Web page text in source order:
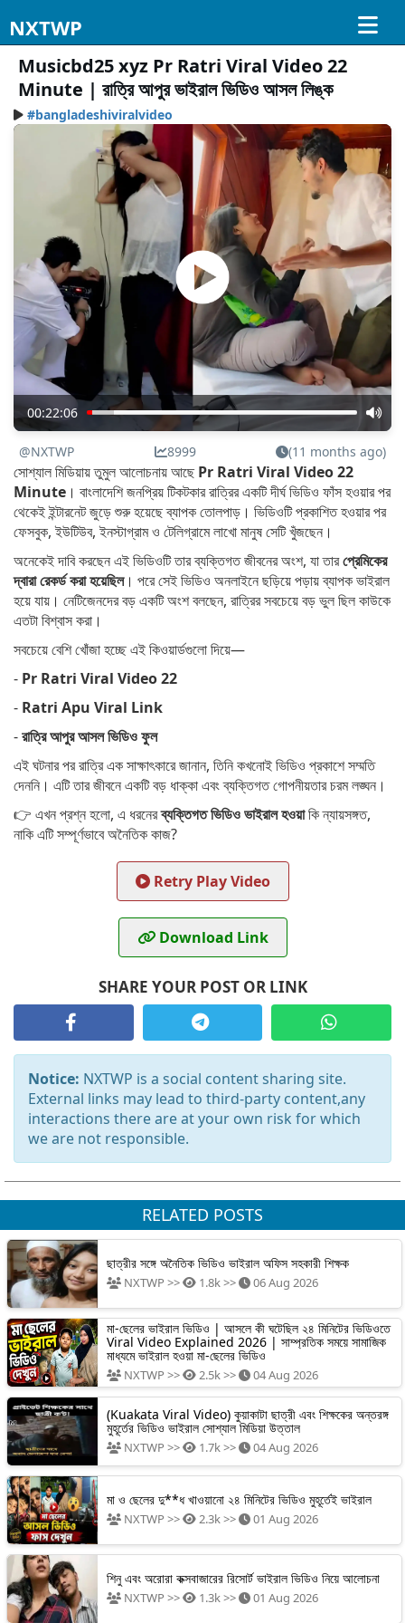
NXTWP
Musicbd25 xyz Pr Ratri Viral Video 22
Minute | রাত্রি আপুর ভাইরাল ভিডিও আসল লিঙ্ক
#bangladeshiviralvideo
00:22:06
@NXTWP 8999 (11 months ago)
সোশ্যাল মিডিয়ায় তুমুল আলোচনায় আছেPr Ratri Viral Video 22
Minute । বাংলাদেশি জনপ্রিয় টিকটকার রাত্রির একটি দীর্ঘ ভিডিও ফাঁস হওয়ার পর
থেকেই ইন্টারনেট জুড়ে শুরু হয়েছে ব্যাপক তোলপাড়। ভিডিওটি প্রকাশিত হওয়ার পর
ফেসবুক, ইউটিউব, ইনস্টাগ্রাম ও টেলিগ্রামে লাখো মানুষ সেটি খুঁজছেন।
অনেকেই দাবি করছেন এই ভিডিওটি তার ব্যক্তিগত জীবনের অংশ, যা তারপ্রেমিকের
দ্বারা রেকর্ড করা হয়েছিল। পরে সেই ভিডিও অনলাইনে ছড়িয়ে পড়ায় ব্যাপক ভাইরাল
হয়ে যায়। নেটিজেনদের বড় একটি অংশ বলছেন, রাত্রির সবচেয়ে বড় ভুল ছিল কাউকে
এতটা বিশ্বাস করা।
সবচেয়ে বেশি খোঁজা হচ্ছে এই কিওয়ার্ডগুলো দিয়ে—
- Pr Ratri Viral Video 22
- Ratri Apu Viral Link
-রাত্রি আপুর আসল ভিডিও ফুল
এই ঘটনার পর রাত্রি এক সাক্ষাৎকারে জানান, তিনি কখনোই ভিডিও প্রকাশে সম্মতি
দেননি। এটি তার জীবনে একটি বড় ধাক্কা এবং ব্যক্তিগত গোপনীয়তার চরম লঙ্ঘন।
👉 এখন প্রশ্ন হলো, এ ধরনেরব্যক্তিগত ভিডিও ভাইরাল হওয়াকি ন্যায়সঙ্গত,
নাকি এটি সম্পূর্ণভাবে অনৈতিক কাজ?
Retry Play Video
Download Link
SHARE YOUR POST OR LINK
Notice: NXTWP is a social content sharing site.
External links may lead to third-party content,any
interactions there are at your own risk for which
we are not responsible.
RELATED POSTS
ছাত্রীর সঙ্গে অনৈতিক ভিডিও ভাইরাল অফিস সহকারী শিক্ষক
NXTWP >> 1.8k >> 06 Aug 2026
মা-ছেলের ভাইরাল ভিডিও | আসলে কী ঘটেছিল ২৪ মিনিটের ভিডিওতে
Viral Video Explained 2026 | সাম্প্রতিক সময়ে সামাজিক
মাধ্যমে ভাইরাল হওয়া মা-ছেলের ভিডিও
NXTWP >> 2.5k >> 04 Aug 2026
(Kuakata Viral Video) কুয়াকাটা ছাত্রী এবং শিক্ষকের অন্তরঙ্গ
মুহূর্তের ভিডিও ভাইরাল সোশ্যাল মিডিয়া উত্তাল
NXTWP >> 1.7k >> 04 Aug 2026
মা ও ছেলের দু**ধ খাওয়ানো ২৪ মিনিটের ভিডিও মুহূর্তেই ভাইরাল
NXTWP >> 2.3k >> 01 Aug 2026
শিনু এবং অরোরা কক্সবাজারের রিসোর্ট ভাইরাল ভিডিও নিয়ে আলোচনা
NXTWP >> 1.3k >> 01 Aug 2026